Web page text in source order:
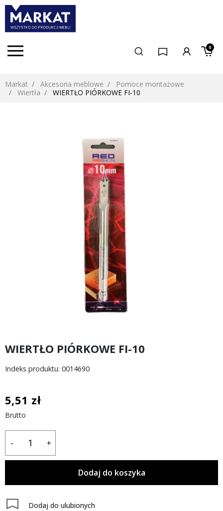
0
Markat Akcesoria meblowe
Pomoce montażowe
Wiertła
WIERTŁO PIÓRKOWE FI-10
WIERTŁO PIÓRKOWE FI-10
Indeks produktu: 0014690
5,51 zł
Brutto
- +
Dodaj do koszyka
Dodaj do ulubionych